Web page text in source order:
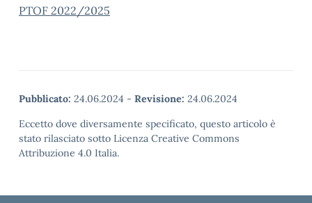
PTOF 2022/2025
Pubblicato: 24.06.2024 - Revisione: 24.06.2024
Eccetto dove diversamente specificato, questo articolo è
stato rilasciato sotto Licenza Creative Commons
Attribuzione 4.0 Italia.